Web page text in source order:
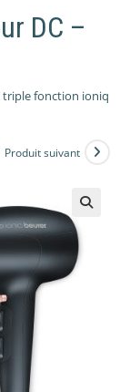
DC –
fonction ionique
Produit suivant